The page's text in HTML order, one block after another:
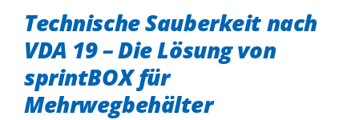
Technische Sauberkeit nach
VDA 19 – Die Lösung von
sprintBOX für
Mehrwegbehälter